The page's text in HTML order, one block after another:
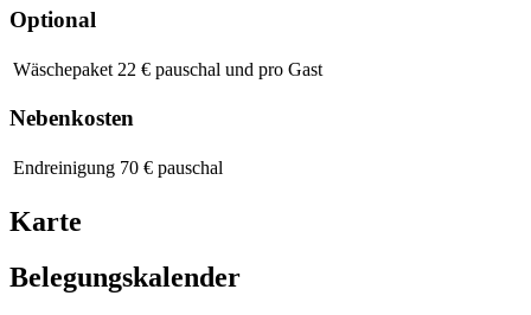
Optional
Wäschepaket 22 € pauschal und pro Gast
Nebenkosten
Endreinigung 70 € pauschal
Karte
Belegungskalender